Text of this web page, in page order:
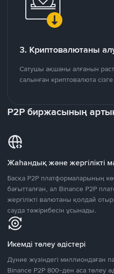
3. Криптовалютаны
Сатушы ақшаны алғанын
салынған криптовалюта
P2P биржасының
Жаһандық және жергілікті
Басқа P2P платформаларының
бағытталған, ал Binance P2P
жергілікті валютаны қолдай
сауда тәжірибесін ұсынады.
Икемді төлеу әдістері
Дүние жүзіндегі миллиондаған
Binance P2P 800-ден аса төлеу